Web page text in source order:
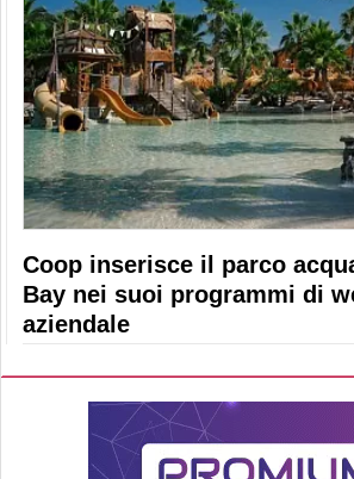
Coop inserisce il parco
Bay nei suoi programmi di
aziendale